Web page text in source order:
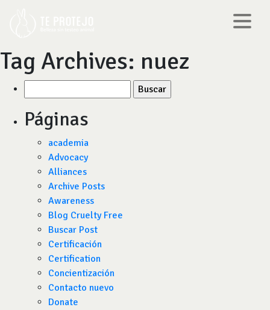
Tag Archives: nuez
por:
Páginas
academia
Advocacy
Alliances
Archive Posts
Awareness
Blog Cruelty Free
Buscar Post
Certificación
Certification
Concientización
Contacto nuevo
Donate